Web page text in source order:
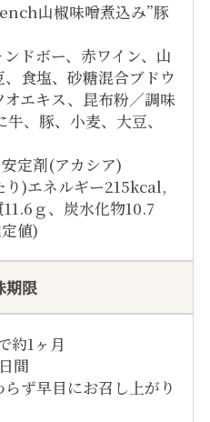
山椒味噌煮込み”豚
ドボー、赤ワイン、山
食塩、砂糖混合ブドウ
エキス、昆布粉／調味
、豚、小麦、大豆、
定剤(アカシア)
り)エネルギー215kcal,
ｇ、炭水化物10.7
値)
期限
約1ヶ月
間
ず早目にお召し上がり